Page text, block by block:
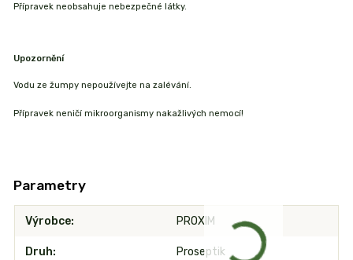
Přípravek neobsahuje nebezpečné látky.
Upozornění
Vodu ze žumpy nepoužívejte na zalévání.
Přípravek neničí mikroorganismy nakažlivých nemocí!
Parametry
Výrobce PROXIM
Druh Proseptik